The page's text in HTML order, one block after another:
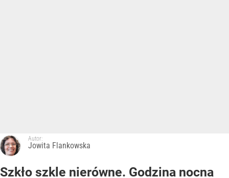
Autor:
Jowita Flankowska
Szkło szkle nierówne. Godzina nocna